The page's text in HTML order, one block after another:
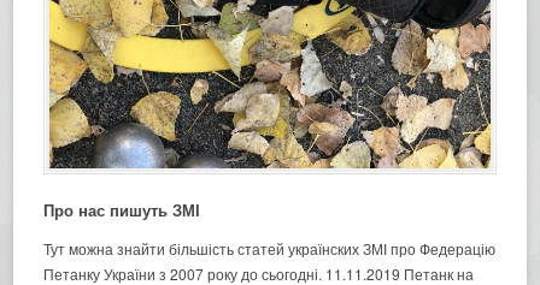
Про нас пишуть ЗМІ
Тут можна знайти більшість статей українских ЗМІ про Федерацію
Петанку України з 2007 року до сьогодні. 11.11.2019 Петанк на